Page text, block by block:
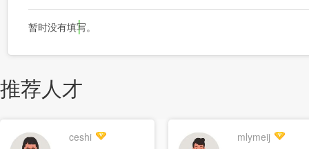
暂时没有填写。
推荐人才
ceshi
mlymeij